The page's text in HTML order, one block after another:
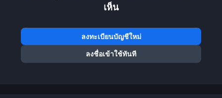
เห็น
ลงทะเบียนบัญชีใหม่
ลงชื่อเข้าใช้ทันที